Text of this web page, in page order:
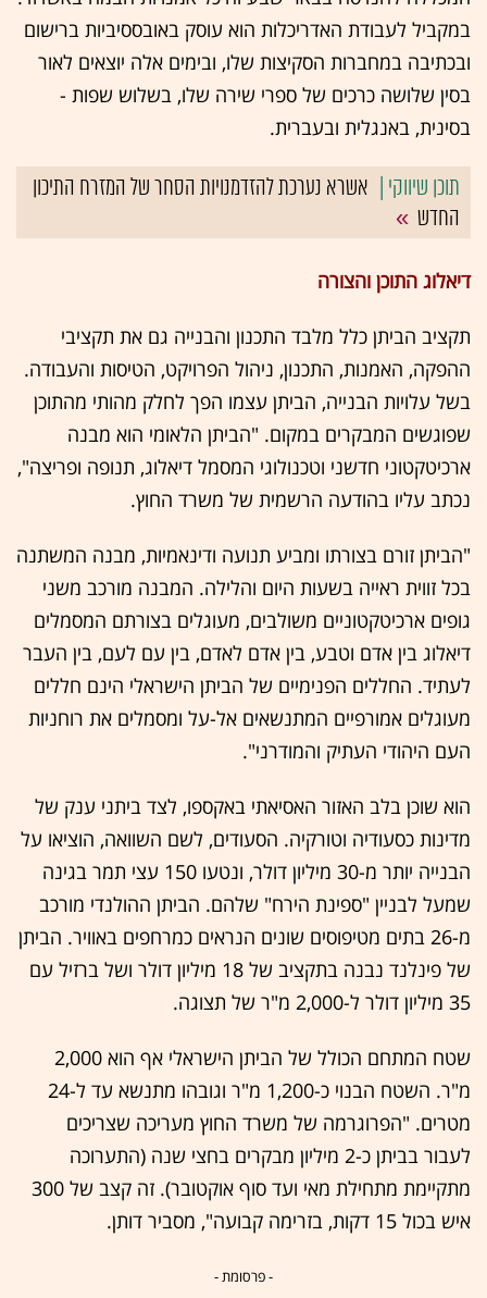
במקביל לעבודת האדריכלות הוא עוסק באובססיביות ברישום
ובכתיבה במחברות הסקיצות שלו, ובימים אלה יוצאים לאור
בסין שלושה כרכים של ספרי שירה שלו, בשלוש שפות -
בסינית, באנגלית ובעברית.
אשרא נערכת להזדמנויות הסחר של המזרח התיכון
החדש
דיאלוג התוכן והצורה
תקציב הביתן כלל מלבד התכנון והבנייה גם את תקציבי
ההפקה, האמנות, התכנון, ניהול הפרויקט, הטיסות והעבודה.
בשל עלויות הבנייה, הביתן עצמו הפך לחלק מהותי מהתוכן
שפוגשים המבקרים במקום. "הביתן הלאומי הוא מבנה
ארכיטקטוני חדשני וטכנולוגי המסמל דיאלוג, תנופה ופריצה",
נכתב עליו בהודעה הרשמית של משרד החוץ.
"הביתן זורם בצורתו ומביע תנועה ודינאמיות, מבנה המשתנה
בכל זווית ראייה בשעות היום והלילה. המבנה מורכב משני
גופים ארכיטקטוניים משולבים, מעוגלים בצורתם המסמלים
דיאלוג בין אדם וטבע, בין אדם לאדם, בין עם לעם, בין העבר
לעתיד. החללים הפנימיים של הביתן הישראלי הינם חללים
מעוגלים אמורפיים המתנשאים אל-על ומסמלים את רוחניות
העם היהודי העתיק והמודרני".
הוא שוכן בלב האזור האסיאתי באקספו, לצד ביתני ענק של
מדינות כסעודיה וטורקיה. הסעודים, לשם השוואה, הוציאו על
הבנייה יותר מ-30 מיליון דולר, ונטעו 150 עצי תמר בגינה
שמעל לבניין "ספינת הירח" שלהם. הביתן ההולנדי מורכב
מ-26 בתים מטיפוסים שונים הנראים כמרחפים באוויר. הביתן
של פינלנד נבנה בתקציב של 18 מיליון דולר ושל ברזיל עם
35 מיליון דולר ל-2,000 מ"ר של תצוגה.
שטח המתחם הכולל של הביתן הישראלי אף הוא 2,000
מ"ר. השטח הבנוי כ-1,200 מ"ר וגובהו מתנשא עד ל-24
מטרים. "הפרוגרמה של משרד החוץ מעריכה שצריכים
לעבור בביתן כ-2 מיליון מבקרים בחצי שנה (התערוכה
מתקיימת מתחילת מאי ועד סוף אוקטובר). זה קצב של 300
איש בכול 15 דקות, בזרימה קבועה", מסביר דותן.
- פרסומת -